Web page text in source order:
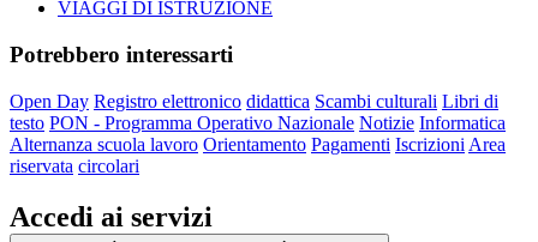
VIAGGI DI ISTRUZIONE
Potrebbero interessarti
Open Day Registro elettronico didattica Scambi culturali Libri di
testo PON - Programma Operativo Nazionale Notizie Informatica
Alternanza scuola lavoro Orientamento Pagamenti Iscrizioni Area
riservata circolari
Accedi ai servizi